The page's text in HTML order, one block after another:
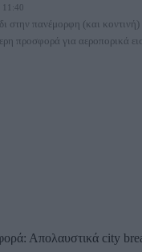
11:40
στην πανέμορφη (και
προσφορά για αεροπορικά
Απολαυστικά city